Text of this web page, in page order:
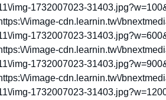
img-1732007023-
\/image-cdn.learnin.tw\/
img-1732007023-
\/image-cdn.learnin.tw\/
img-1732007023-
\/image-cdn.learnin.tw\/
img-1732007023-